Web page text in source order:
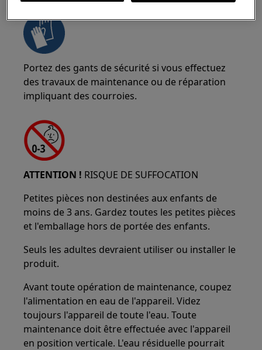
Portez des gants de sécurité si vous effectuez
des travaux de maintenance ou de réparation
impliquant des courroies.
ATTENTION ! RISQUE DE SUFFOCATION
Petites pièces non destinées aux enfants de
moins de 3 ans. Gardez toutes les petites pièces
et l'emballage hors de portée des enfants.
Seuls les adultes devraient utiliser ou installer le
produit.
Avant toute opération de maintenance, coupez
l'alimentation en eau de l'appareil. Videz
toujours l'appareil de toute l'eau. Toute
maintenance doit être effectuée avec l'appareil
en position verticale. L'eau résiduelle pourrait